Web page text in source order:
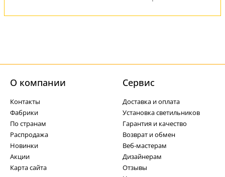
О компании
Контакты
Фабрики
По странам
Распродажа
Новинки
Акции
Карта сайта
Cервис
Доставка и оплата
Установка светильников
Гарантия и качество
Возврат и обмен
Веб-мастерам
Дизайнерам
Отзывы